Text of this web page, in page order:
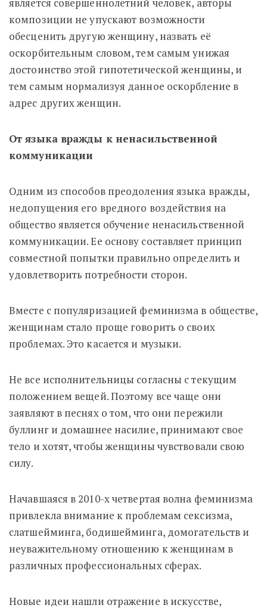
композиции не упускают возможности
обесценить другую женщину, назвать её
оскорбительным словом, тем самым унижая
достоинство этой гипотетической женщины, и
тем самым нормализуя данное оскорбление в
адрес других женщин.
От языка вражды к ненасильственной
коммуникации
Одним из способов преодоления языка вражды,
недопущения его вредного воздействия на
общество является обучение ненасильственной
коммуникации. Ее основу составляет принцип
совместной попытки правильно определить и
удовлетворить потребности сторон.
Вместе с популяризацией феминизма в обществе,
женщинам стало проще говорить о своих
проблемах. Это касается и музыки.
Не все исполнительницы согласны с текущим
положением вещей. Поэтому все чаще они
заявляют в песнях о том, что они пережили
буллинг и домашнее насилие, принимают свое
тело и хотят, чтобы женщины чувствовали свою
силу.
Начавшаяся в 2010-х четвертая волна феминизма
привлекла внимание к проблемам сексизма,
слатшейминга, бодишейминга, домогательств и
неуважительному отношению к женщинам в
различных профессиональных сферах.
Новые идеи нашли отражение в искусстве,